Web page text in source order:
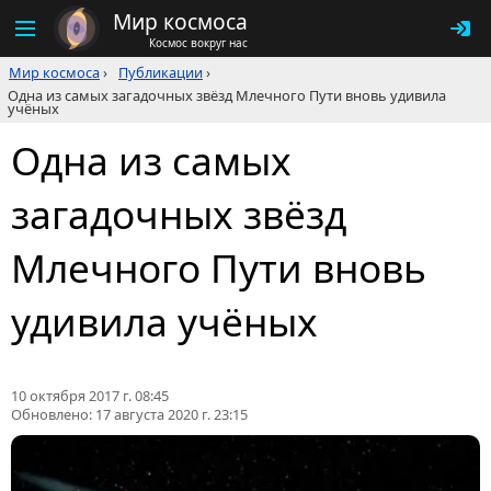
Мир космоса
Космос вокруг нас
Мир космоса› Публикации›
Одна из самых загадочных звёзд Млечного Пути вновь удивила
учёных
Одна из самых
загадочных звёзд
Млечного Пути вновь
удивила учёных
10 октября 2017 г. 08:45
Обновлено: 17 августа 2020 г. 23:15